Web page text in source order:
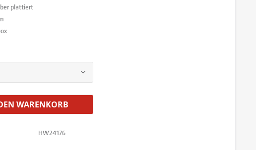
plattiert
WARENKORB
HW24176